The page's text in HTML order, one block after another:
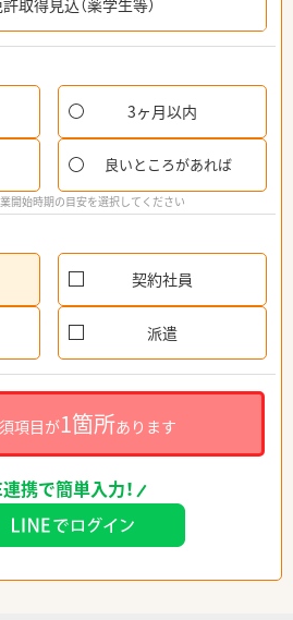
取得見込（薬学生等）
3ヶ月以内
良いところがあれば
開始時期の目安を選択してください
契約社員
派遣
項目が1箇所あります
携で簡単入力！